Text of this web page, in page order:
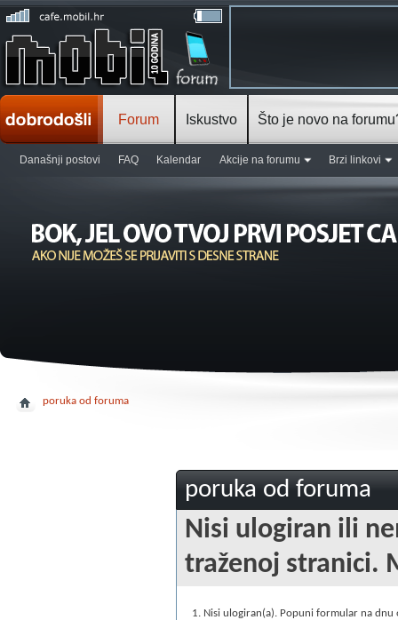
Forum
Današnji postovi FAQ Kalendar Akcije na forumu Brzi linkovi
Iskustvo Što je novo na
poruka od foruma
poruka od foruma
Nisi ulogiran ili
traženoj stranici.
Nisi ulogiran(a). Popuni formular na